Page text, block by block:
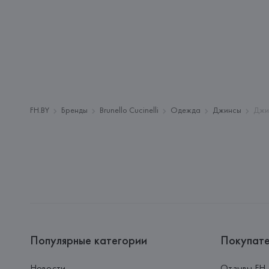
FH.BY Бренды Brunello Cucinelli Одежда Джинсы
Популярные категории